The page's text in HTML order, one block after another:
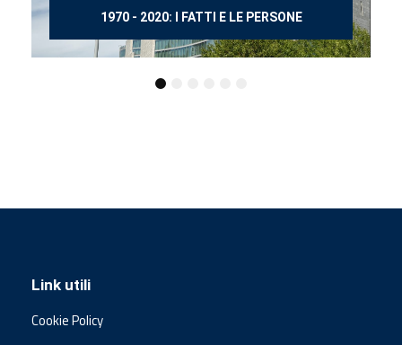
150 ANNI DOPO MANZONI
Link utili
Cookie Policy